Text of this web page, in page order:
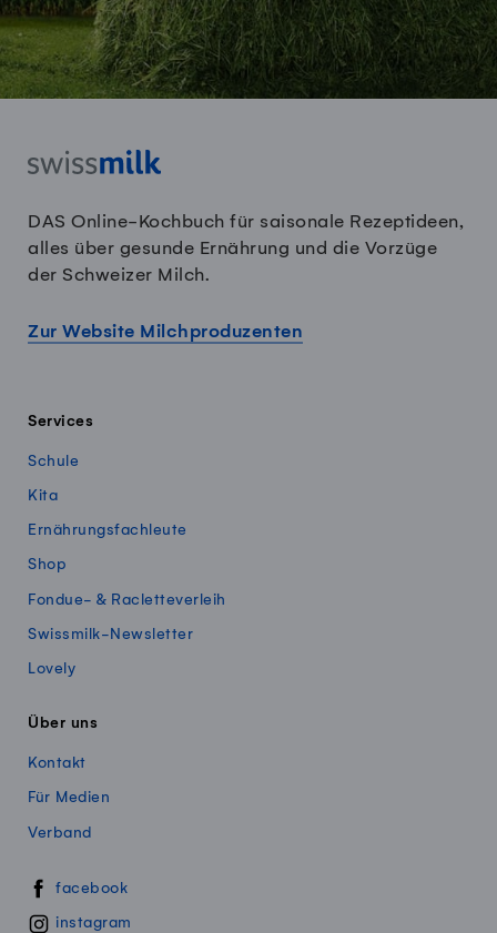
DAS Online-Kochbuch für saisonale Rezeptideen,
alles über gesunde Ernährung und die Vorzüge
der Schweizer Milch.
Zur Website Milchproduzenten
Services
Schule
Kita
Ernährungsfachleute
Shop
Fondue- & Racletteverleih
Swissmilk-Newsletter
Lovely
Über uns
Kontakt
Für Medien
Verband
Swissmillk auf Social Media
facebook
instagram